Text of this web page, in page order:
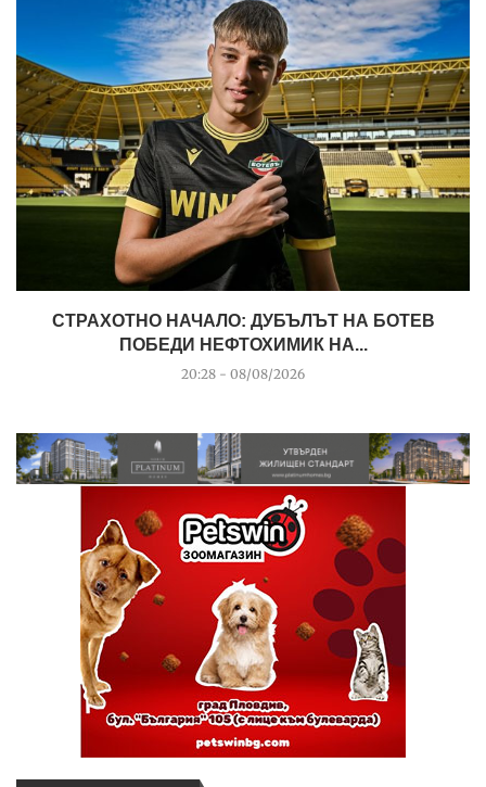
СТРАХОТНО НАЧАЛО: ДУБЪЛЪТ НА БОТЕВ
ПОБЕДИ НЕФТОХИМИК НА...
20:28 - 08/08/2026